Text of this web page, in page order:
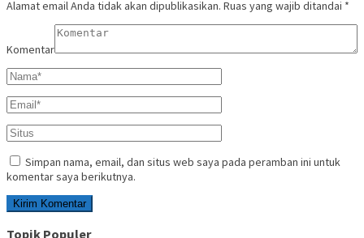
Alamat email Anda tidak akan dipublikasikan. Ruas yang wajib ditandai *
Komentar
Simpan nama, email, dan situs web saya pada peramban ini untuk
komentar saya berikutnya.
Topik Populer